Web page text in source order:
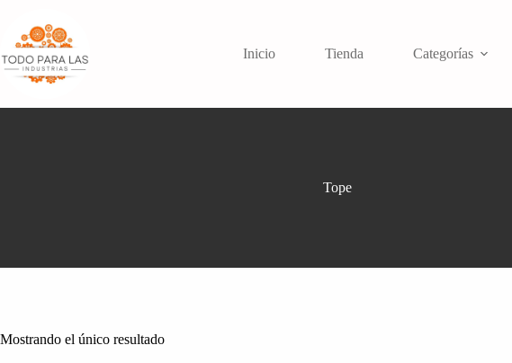
contenido
Inicio
Tienda Categorías
Tope
Mostrando el único resultado